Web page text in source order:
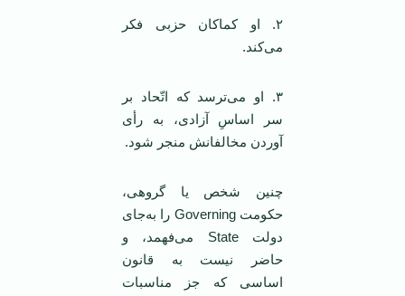
۲. او کماکان حزبی فکر
می‌کند.
۳. او می‌ترسد که اتّحاد بر
سر اساسِ آزادی، به رأی
آوردن مخالفانش منجر شود.
چنین شخص یا گروهی،
حکومت Governing را به‌جای
دولت State می‌فهمد، و
حاضر نیست به قانون
اساسی که جز مناسبات